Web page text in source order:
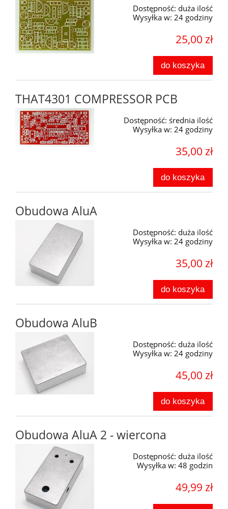
Dostępność: duża ilość
Wysyłka w: 24 godziny
25,00 zł
do koszyka
THAT4301 COMPRESSOR PCB
Dostępność: średnia ilość
Wysyłka w: 24 godziny
35,00 zł
do koszyka
Obudowa AluA
Dostępność: duża ilość
Wysyłka w: 24 godziny
35,00 zł
do koszyka
Obudowa AluB
Dostępność: duża ilość
Wysyłka w: 24 godziny
45,00 zł
do koszyka
Obudowa AluA 2 - wiercona
Dostępność: duża ilość
Wysyłka w: 48 godzin
49,99 zł